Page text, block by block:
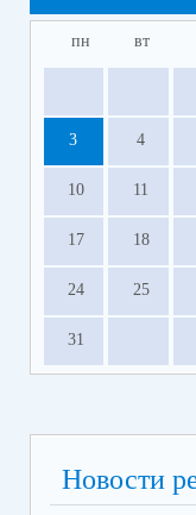
пн вт
3 4
10 11
17 18
24 25
31
Новости